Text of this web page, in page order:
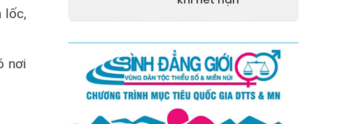
lốc,
nơi
Quang
Xã Tằng Loỏng
Xã Gia Phú
Xã Mường
Hum